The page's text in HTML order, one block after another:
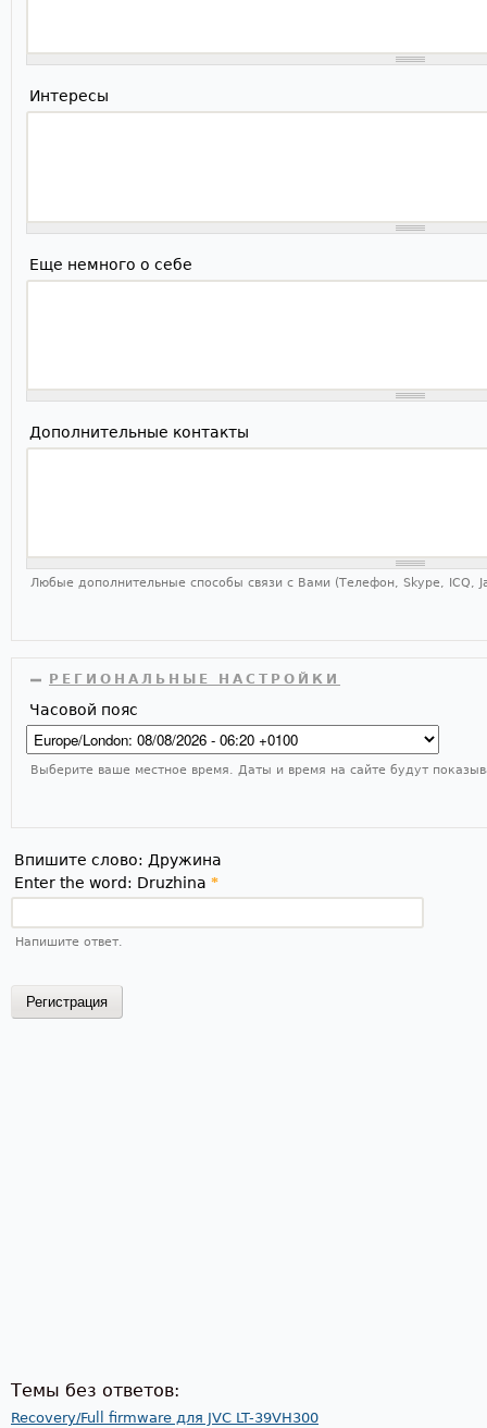
Интересы
Еще немного о себе
Дополнительные контакты
Любые дополнительные способы связи с Вами (Телефон, Skype, ICQ,
СКРЫТЬ
РЕГИОНАЛЬНЫЕ НАСТРОЙКИ
Часовой пояс
Выберите ваше местное время. Даты и время на сайте будут
Впишите слово: Дружина
Enter the word: Druzhina *
Напишите ответ.
Темы без ответов:
Recovery/Full firmware для JVC LT-39VH300